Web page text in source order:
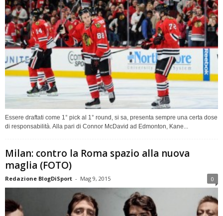
Essere draftati come 1° pick al 1° round, si sa, presenta sempre una certa dose
di responsabilità. Alla pari di Connor McDavid ad Edmonton, Kane...
Milan: contro la Roma spazio alla nuova
maglia (FOTO)
Redazione BlogDiSport - Mag 9, 2015 0